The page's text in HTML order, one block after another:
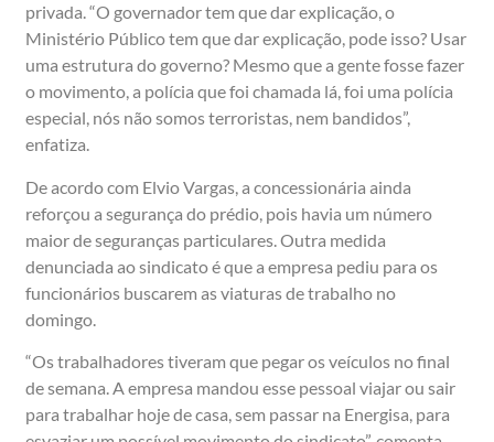
privada. “O governador tem que dar explicação, o
Ministério Público tem que dar explicação, pode isso? Usar
uma estrutura do governo? Mesmo que a gente fosse fazer
o movimento, a polícia que foi chamada lá, foi uma polícia
especial, nós não somos terroristas, nem bandidos”,
enfatiza.
De acordo com Elvio Vargas, a concessionária ainda
reforçou a segurança do prédio, pois havia um número
maior de seguranças particulares. Outra medida
denunciada ao sindicato é que a empresa pediu para os
funcionários buscarem as viaturas de trabalho no
domingo.
“Os trabalhadores tiveram que pegar os veículos no final
de semana. A empresa mandou esse pessoal viajar ou sair
para trabalhar hoje de casa, sem passar na Energisa, para